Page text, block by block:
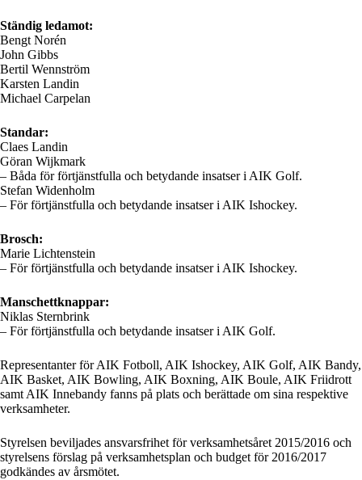
Ständig ledamot:
Bengt Norén
John Gibbs
Bertil Wennström
Karsten Landin
Michael Carpelan
Standar:
Claes Landin
Göran Wijkmark
– Båda för förtjänstfulla och betydande insatser i AIK Golf.
Stefan Widenholm
– För förtjänstfulla och betydande insatser i AIK Ishockey.
Brosch:
Marie Lichtenstein
– För förtjänstfulla och betydande insatser i AIK Ishockey.
Manschettknappar:
Niklas Sternbrink
– För förtjänstfulla och betydande insatser i AIK Golf.
Representanter för AIK Fotboll, AIK Ishockey, AIK Golf, AIK Bandy,
AIK Basket, AIK Bowling, AIK Boxning, AIK Boule, AIK Friidrott
samt AIK Innebandy fanns på plats och berättade om sina respektive
verksamheter.
Styrelsen beviljades ansvarsfrihet för verksamhetsåret 2015/2016 och
styrelsens förslag på verksamhetsplan och budget för 2016/2017
godkändes av årsmötet.